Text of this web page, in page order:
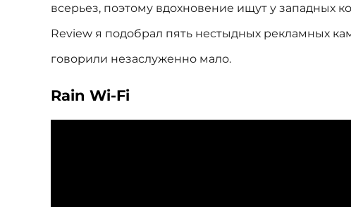
всерьез, поэтому вдохновение ищут у западных
Review я подобрал пять нестыдных рекламных
говорили незаслуженно мало.
Rain Wi-Fi